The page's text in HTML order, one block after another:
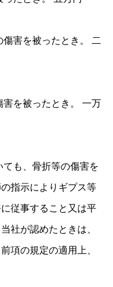
害を被ったとき。 二
を被ったとき。 一万
ても、骨折等の傷害を
指示によりギプス等
従事すること又は平
社が認めたときは、
項の規定の適用上、